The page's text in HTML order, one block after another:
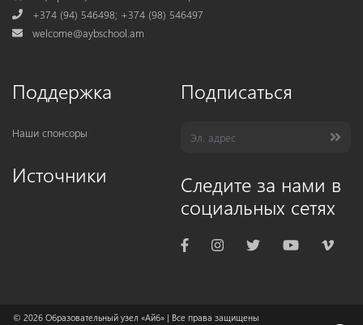
Phone+374 (94) 546498; +374 (98) 546497
Mail
welcome@aybschool.am
Поддержка
Наши спонсоры
Источники
Подписаться
Следите за нами в
социальных сетях
© 2026 Образовательный узел «Айб» | Все права защищены